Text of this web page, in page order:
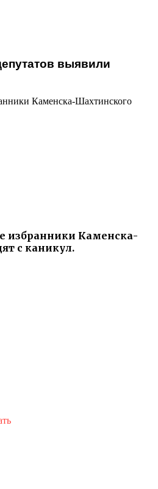
выявили
Каменска-Шахтинского
избранники Каменска-
с каникул.